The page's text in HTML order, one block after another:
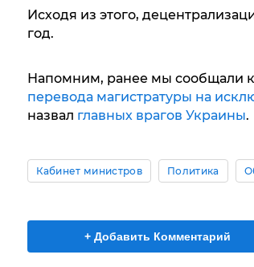
Исходя из этого,
год.
Напомним, ранее мы сообщали
перевода магистратуры на
назвал главных врагов Украины.
Кабинет министров Политика
+ Добавить Комментарий